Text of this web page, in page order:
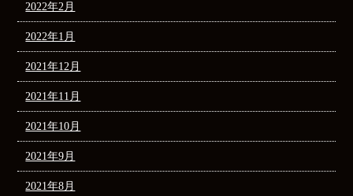
2022年2月
2022年1月
2021年12月
2021年11月
2021年10月
2021年9月
2021年8月